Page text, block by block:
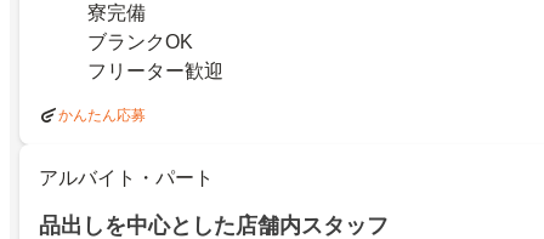
寮完備
ブランクOK
フリーター歓迎
かんたん応募
アルバイト・パート
品出しを中心とした店舗内スタッフ